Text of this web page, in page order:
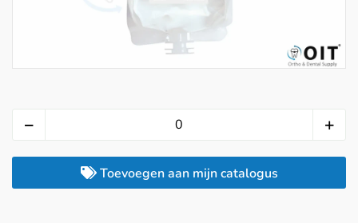
Toevoegen aan mijn catalogus